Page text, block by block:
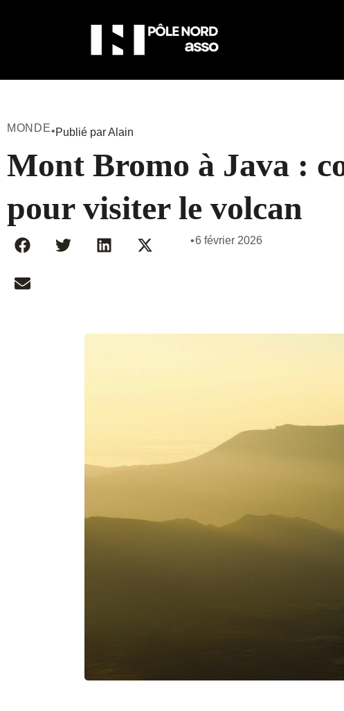
MONDE•Publié par Alain
Mont Bromo à Java :
pour visiter le volcan
•6 février 2026